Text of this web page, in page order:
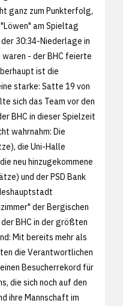
ganz zum Punkterfolg,
am Spieltag
30:34-Niederlage in
waren - der BHC feierte
ist die
starke: Satte 19 von
sich das Team vor den
BHC in dieser Spielzeit
wahrnahm: Die
die Uni-Halle
neu hinzugekommene
und der PSD Bank
der Bergischen
BHC in der größten
Mit bereits mehr als
die Verantwortlichen
Besucherrekord für
die sich noch auf den
ihre Mannschaft im